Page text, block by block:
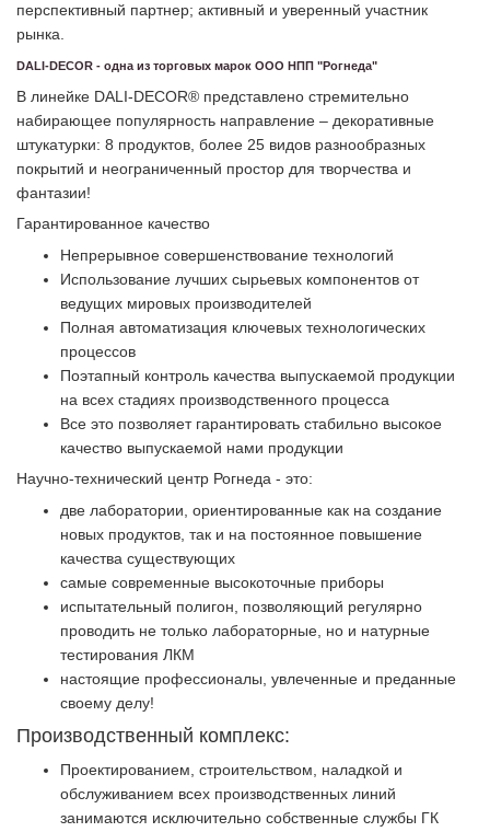
перспективный партнер; активный и уверенный участник
рынка.
DALI-DECOR - одна из торговых марок ООО НПП "Рогнеда"
В линейке DALI-DECOR® представлено стремительно
набирающее популярность направление – декоративные
штукатурки: 8 продуктов, более 25 видов разнообразных
покрытий и неограниченный простор для творчества и
фантазии!
Гарантированное качество
Непрерывное совершенствование технологий
Использование лучших сырьевых компонентов от
ведущих мировых производителей
Полная автоматизация ключевых технологических
процессов
Поэтапный контроль качества выпускаемой продукции
на всех стадиях производственного процесса
Все это позволяет гарантировать стабильно высокое
качество выпускаемой нами продукции
Научно-технический центр Рогнеда - это:
две лаборатории, ориентированные как на создание
новых продуктов, так и на постоянное повышение
качества существующих
самые современные высокоточные приборы
испытательный полигон, позволяющий регулярно
проводить не только лабораторные, но и натурные
тестирования ЛКМ
настоящие профессионалы, увлеченные и преданные
своему делу!
Производственный комплекс:
Проектированием, строительством, наладкой и
обслуживанием всех производственных линий
занимаются исключительно собственные службы ГК